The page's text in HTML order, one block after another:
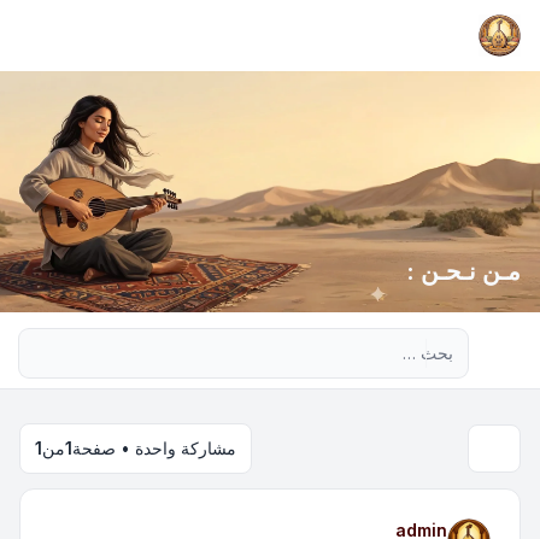
مـن نـحـن :
مشاركة واحدة • صفحة1من1
admin